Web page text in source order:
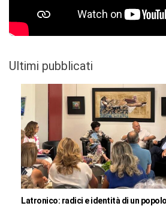
Ultimi pubblicati
Latronico: radici e identità di un popolo